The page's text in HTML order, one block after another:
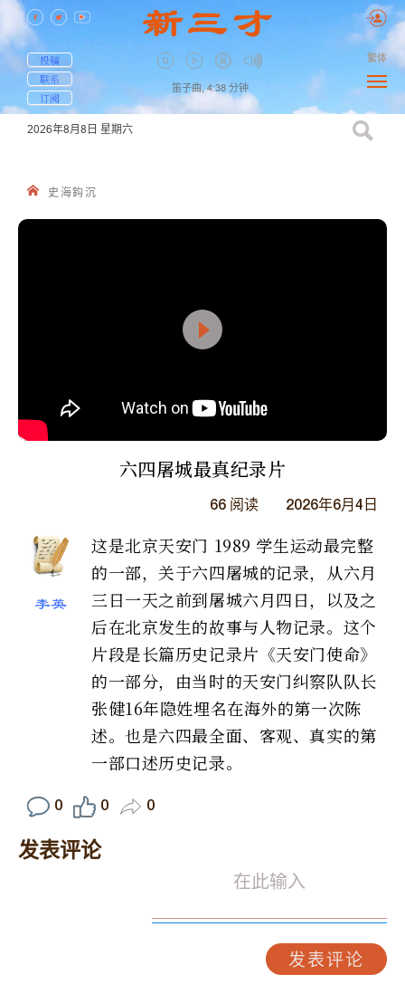
投稿
联系
订阅
笛子曲, 4:38 分钟
繁体
2026年8月8日 星期六
史海鈎沉
六四屠城最真纪录片
66 阅读 2026年6月4日
0 0 0
李英
这是北京天安门 1989 学生运动最完整
的一部，关于六四屠城的记录，从六月
三日一天之前到屠城六月四日，以及之
后在北京发生的故事与人物记录。这个
片段是长篇历史记录片《天安门使命》
的一部分，由当时的天安门纠察队队长
张健16年隐姓埋名在海外的第一次陈
述。也是六四最全面、客观、真实的第
一部口述历史记录。
发表评论
发表评论